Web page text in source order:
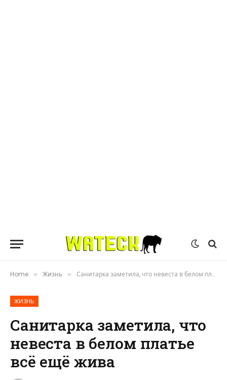
Home » Жизнь » Санитарка заметила, что невеста в белом платье всё ещё жива
ЖИЗНЬ
Санитарка заметила, что
невеста в белом платье
всё ещё жива